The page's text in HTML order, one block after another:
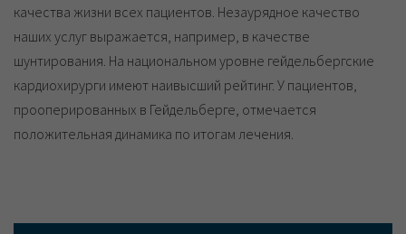
качества жизни всех пациентов. Незаурядное качество
наших услуг выражается, например, в качестве
шунтирования. На национальном уровне гейдельбергские
кардиохирурги имеют наивысший рейтинг. У пациентов,
прооперированных в Гейдельберге, отмечается
положительная динамика по итогам лечения.